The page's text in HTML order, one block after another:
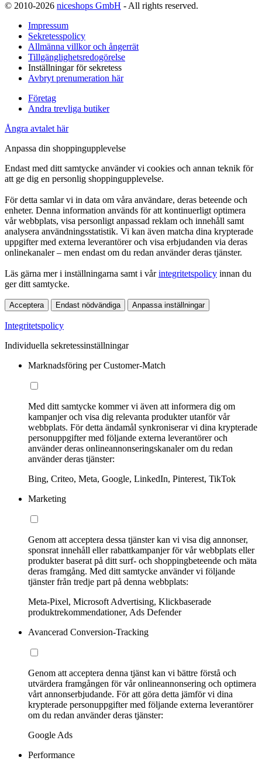
© 2010-2026 niceshops GmbH - All rights reserved.
Impressum
Sekretesspolicy
Allmänna villkor och ångerrät
Tillgänglighetsredogörelse
Inställningar för sekretess
Avbryt prenumeration här
Företag
Andra trevliga butiker
Ångra avtalet här
Anpassa din shoppingupplevelse
Endast med ditt samtycke använder vi cookies och annan teknik för
att ge dig en personlig shoppingupplevelse.
För detta samlar vi in data om våra användare, deras beteende och
enheter. Denna information används för att kontinuerligt optimera
vår webbplats, visa personligt anpassad reklam och innehåll samt
analysera användningsstatistik. Vi kan även matcha dina krypterade
uppgifter med externa leverantörer och visa erbjudanden via deras
onlinekanaler – men endast om du redan använder deras tjänster.
Läs gärna mer i inställningarna samt i vårintegritetspolicy innan du
ger ditt samtycke.
Acceptera Endast nödvändiga Anpassa inställningar
Integritetspolicy
Individuella sekretessinställningar
Marknadsföring per Customer-Match
Med ditt samtycke kommer vi även att informera dig om
kampanjer och visa dig relevanta produkter utanför vår
webbplats. För detta ändamål synkroniserar vi dina krypterade
personuppgifter med följande externa leverantörer och
använder deras onlineannonseringskanaler om du redan
använder deras tjänster:
Bing, Criteo, Meta, Google, LinkedIn, Pinterest, TikTok
Marketing
Genom att acceptera dessa tjänster kan vi visa dig annonser,
sponsrat innehåll eller rabattkampanjer för vår webbplats eller
produkter baserat på ditt surf- och shoppingbeteende och mäta
deras framgång. Med ditt samtycke använder vi följande
tjänster från tredje part på denna webbplats:
Meta-Pixel, Microsoft Advertising, Klickbaserade
produktrekommendationer, Ads Defender
Avancerad Conversion-Tracking
Genom att acceptera denna tjänst kan vi bättre förstå och
utvärdera framgången för vår onlineannonsering och optimera
vårt annonserbjudande. För att göra detta jämför vi dina
krypterade personuppgifter med följande externa leverantörer
om du redan använder deras tjänster:
Google Ads
Performance